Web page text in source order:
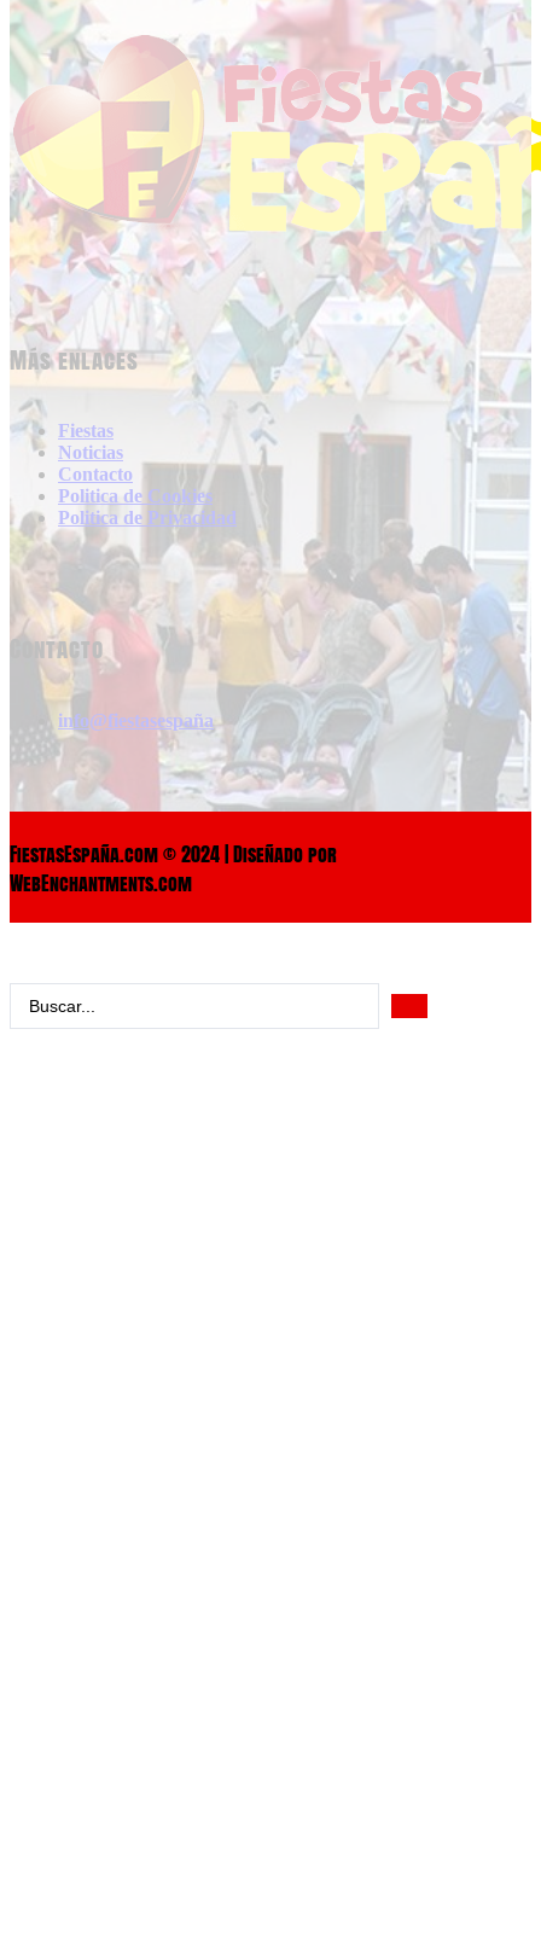
Más enlaces
Fiestas
Noticias
Contacto
Politica de Cookies
Politica de Privacidad
Contacto
info@fiestasespaña
FiestasEspaña.com © 2024 | Diseñado por
WebEnchantments.com